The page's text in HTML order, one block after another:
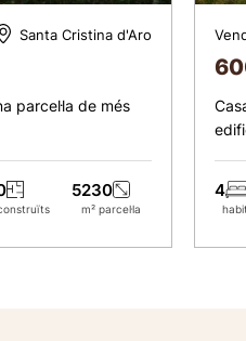
Santa Cristina d'Aro
parcel·la de més
5230
m² parcel·la
4